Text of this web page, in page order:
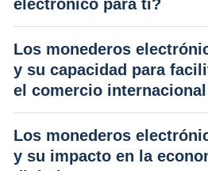
electrónico para ti?
Los monederos
y su capacidad para
el comercio internacional
Los monederos
y su impacto en la